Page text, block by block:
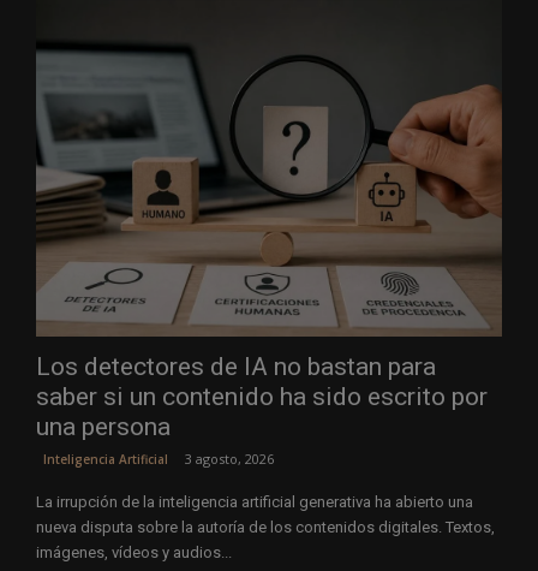
Los detectores de IA no bastan para
saber si un contenido ha sido escrito por
una persona
Inteligencia Artificial 3 agosto, 2026
La irrupción de la inteligencia artificial generativa ha abierto una
nueva disputa sobre la autoría de los contenidos digitales. Textos,
imágenes, vídeos y audios...